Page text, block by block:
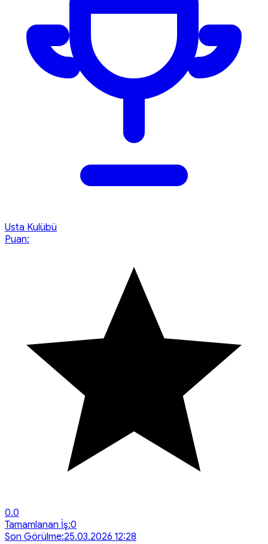
Usta Kulübü
Puan:
0.0
Tamamlanan İş:0
Son Görülme:25.03.2026 12:28